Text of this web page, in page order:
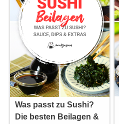
Was passt zu Sushi?
Die besten Beilagen &